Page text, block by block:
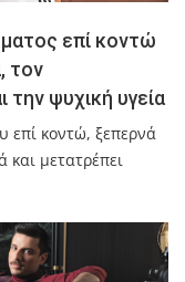
επί κοντώ
τον
ψυχική υγεία
επί κοντώ, ξεπερνά
και μετατρέπει